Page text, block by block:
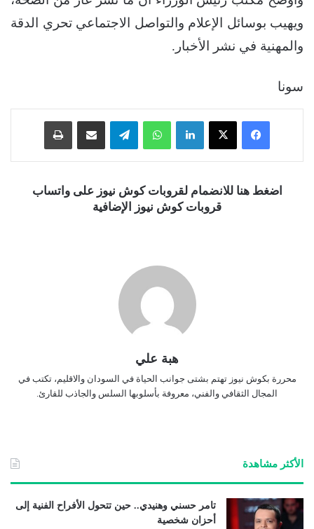
ويهيب بوسائل الإعلام والتواصل الاجتماعي تحري الدقة
والمهنية في نشر الأخبار.
سونا
فيسبوك ‫X لينكدإن واتساب تيلقرام
اضغط هنا للانضمام لقروبات كوش نيوز على واتساب
قروبات كوش نيوز الإضافية
هبة علي
محررة بكوش نيوز تهتم بشتى جوانب الحياة في السودان والاقليم، تكتب في
المجال الثقافي والفني، معروفة بأسلوبها السلس والجاذب للقارئ.
الأكثر مشاهدة
تامر حسني وهنيدي.. حين تتحول الأفراح الفنية إلى
أحزان شخصية